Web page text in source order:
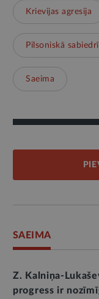
Krievijas agresija
Pilsoniskā
Saeima
SAEIMA
Z. Kalniņa-
progress ir